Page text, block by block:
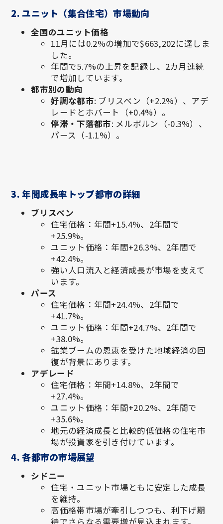
2. ユニット（集合住宅）市場動向
全国のユニット価格
11月には0.2%の増加で$663,202に達しま
した。
年間で5.7%の上昇を記録し、2カ月連続
で増加しています。
都市別の動向
好調な都市: ブリスベン（+2.2%）、アデ
レードとホバート（+0.4%）。
停滞・下落都市: メルボルン（-0.3%）、
パース（-1.1%）。
3. 年間成長率トップ都市の詳細
ブリスベン
住宅価格：年間+15.4%、2年間で
+25.9%。
ユニット価格：年間+26.3%、2年間で
+42.4%。
強い人口流入と経済成長が市場を支えて
います。
パース
住宅価格：年間+24.4%、2年間で
+41.7%。
ユニット価格：年間+24.7%、2年間で
+38.0%。
鉱業ブームの恩恵を受けた地域経済の回
復が背景にあります。
アデレード
住宅価格：年間+14.8%、2年間で
+27.4%。
ユニット価格：年間+20.2%、2年間で
+35.6%。
地元の経済成長と比較的低価格の住宅市
場が投資家を引き付けています。
4. 各都市の市場展望
シドニー
住宅・ユニット市場ともに安定した成長
を維持。
高価格帯市場が牽引しつつも、利下げ期
待でさらなる需要増が見込まれます。